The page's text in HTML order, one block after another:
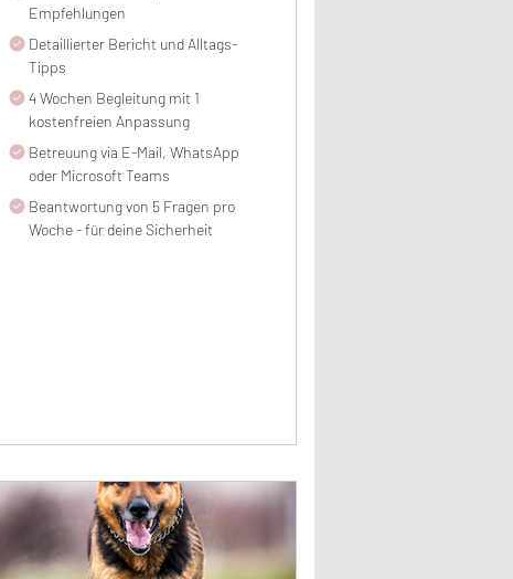
Empfehlungen
Detaillierter Bericht und Alltags-
Tipps
4 Wochen Begleitung mit 1
kostenfreien Anpassung
Betreuung via E-Mail, WhatsApp
oder Microsoft Teams
Beantwortung von 5 Fragen pro
Woche - für deine Sicherheit